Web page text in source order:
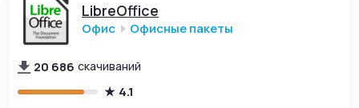
LibreOffice
Офис Офисные пакеты
20 686 скачиваний
4.1